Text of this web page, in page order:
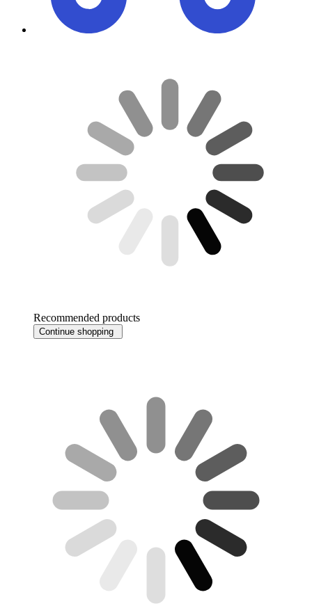
Recommended products
Continue shopping